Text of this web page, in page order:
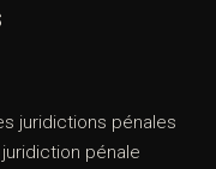
juridictions pénales
pénale